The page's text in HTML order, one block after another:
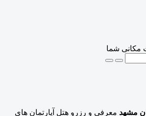
مکانی شما
مشهد معرفی و رزرو هتل آپارتمان های